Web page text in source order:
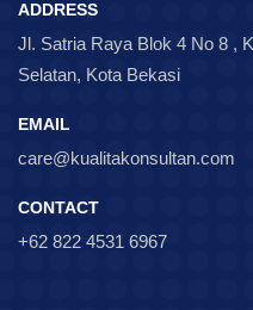
ADDRESS
Jl. Satria Raya Blok 4 No 8 ,
Selatan, Kota Bekasi
EMAIL
care@kualitakonsultan.com
CONTACT
+62 822 4531 6967